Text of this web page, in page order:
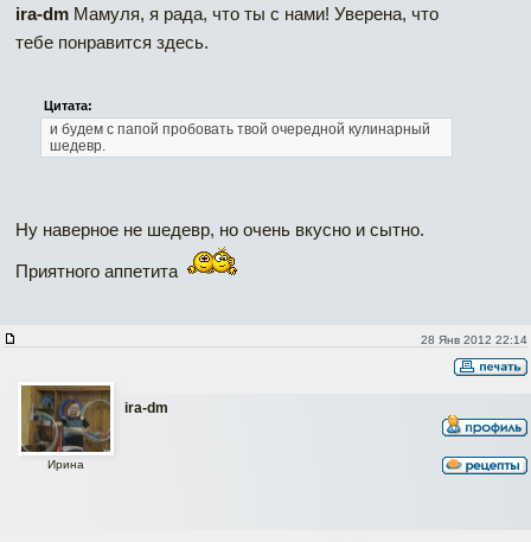
ira-dm Мамуля, я рада, что ты с нами! Уверена, что
тебе понравится здесь.
Цитата:
и будем с папой пробовать твой очередной кулинарный
шедевр.
Ну наверное не шедевр, но очень вкусно и сытно.
Приятного аппетита
28 Янв 2012 22:14
ira-dm
Ирина